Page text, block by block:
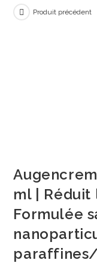
Produit précédent
ml | Réduit
Formulée